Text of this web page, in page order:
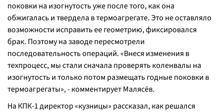
поковки на изогнутость уже после того, как она
обжигалась и твердела в термоагрегате. Это не оставляло
возможности исправить ее геометрию, фиксировался
брак. Поэтому на заводе пересмотрели
последовательность операций. «Внеся изменения в
техпроцесс, мы стали сначала проверять коленвалы на
изогнутость и только потом размещать годные поковки в
термоагрегаты», - комментирует Малясёв.
На КПК-1 директор «кузницы» рассказал, как решался